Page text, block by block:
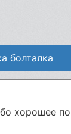
болталка
хорошее